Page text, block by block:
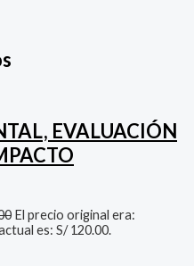
EVALUACIÓN
El precio original era:
es: S/ 120.00.